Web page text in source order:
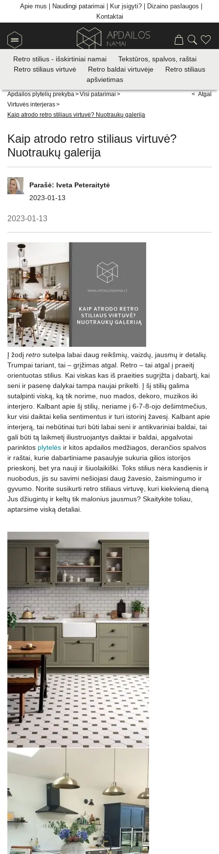
Apie mus Naudingi patarimai Kur įsigyti?
Dizaino paslaugos
Kontaktai
Apdailos plytelių prekyba>Visi patarimai>
Virtuvės interjeras>
Kaip atrodo retro stiliaus virtuvė? Nuotraukų galerija
< Atgal
Retro stilius - išskirtiniai namai
Tekstūros, spalvos, raštai
Retro stiliaus virtuvė
Retro baldai virtuvėje
Retro stiliaus
apšvietimas
Kaip atrodo retro stiliaus virtuvė?
Nuotraukų galerija
Parašė: Iveta Peteraitytė
2023-01-13
2023-01-13
Į žodį retro sutelpa labai daug reikšmių, vaizdų, jausmų ir detalių.
Trumpai tariant, tai – grįžimas atgal. Retro – tai atgal į praeitį
orientuotas stilius. Kai viskas kas iš praeities sugrįžta į dabartį, kai
seni ir pasenę dalykai tampa naujai prikelti. Į šį stilių galima
sutalpinti viską, ką tik norime, nuo mados, dekoro, muzikos iki
interjero. Kalbant apie šį stilių, neriame į 6-7-8-ojo dešimtmečius,
kur visi daiktai kelia sentimentus ir turi istorinį žavesį. Kalbant apie
interjerą, tai nebūtinai turi būti labai seni ir antikvariniai baldai, tai
gali būti tą laikmetį iliustruojantys daiktai ir baldai, apgalvotai
parinktos plytelės ir kitos apdailos medžiagos, derančios spalvos
ir raštai, kurie dabartiniame pasaulyje sukuria gilios istorijos
prieskonį, bet yra nauji ir šiuolaikiški. Toks stilius nėra kasdienis ir
nuobodus, jis su savimi nešiojasi daug žavesio, žaismingumo ir
gyvumo. Norite susikurti retro stiliaus virtuvę, kuri kiekvieną dieną
Jus džiugintų ir keltų tik malonius jausmus? Skaitykite toliau,
aptarsime viską detaliai.